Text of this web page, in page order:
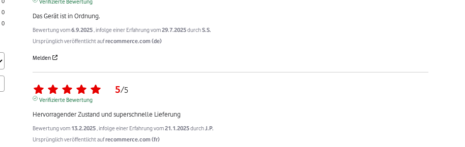
0
0
Das Gerät ist in Ordnung.
Bewertung vom6.9.2025 , infolge einer Erfahrung vom29.7.2025durchS.S.
Ursprünglich veröffentlicht aufrecommerce.com (de)
Melden
5/5
Verifizierte Bewertung
Hervorragender Zustand und superschnelle Lieferung
Bewertung vom 13.2.2025 , infolge einer Erfahrung vom21.1.2025durchJ.P.
Ursprünglich veröffentlicht aufrecommerce.com (fr)